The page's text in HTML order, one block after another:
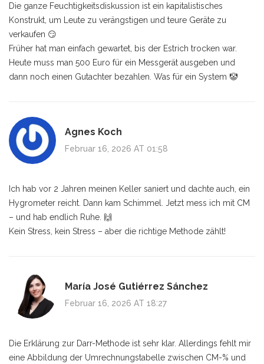
Die ganze Feuchtigkeitsdiskussion ist ein kapitalistisches
Konstrukt, um Leute zu verängstigen und teure Geräte zu
verkaufen 😏
Früher hat man einfach gewartet, bis der Estrich trocken war.
Heute muss man 500 Euro für ein Messgerät ausgeben und
dann noch einen Gutachter bezahlen. Was für ein System 🤡
Agnes Koch
Februar 16, 2026 AT 01:58
Ich hab vor 2 Jahren meinen Keller saniert und dachte auch, ein
Hygrometer reicht. Dann kam Schimmel. Jetzt mess ich mit CM
– und hab endlich Ruhe. 🙌
Kein Stress, kein Stress – aber die richtige Methode zählt!
María José Gutiérrez Sánchez
Februar 16, 2026 AT 18:27
Die Erklärung zur Darr-Methode ist sehr klar. Allerdings fehlt mir
eine Abbildung der Umrechnungstabelle zwischen CM-% und